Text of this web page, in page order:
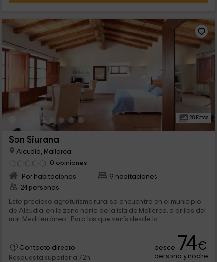
28 Fotos
Son Siurana
Alcudia, Mallorca
0 opiniones
Por habitaciones
9 habitaciones
24 personas
Este precioso agroturismo rural se encuentra en el municipio
de Alcudia, en la zona norte de la isla de Mallorca, a orillas del
mar Mediterráneo. Para los que venís desde la...
Contacto directo
Respuesta superior a 72h
desde 74€
persona y noche